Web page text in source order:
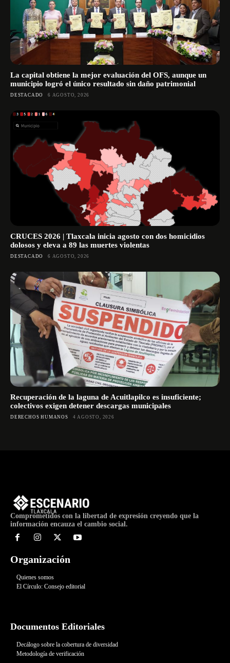
La capital obtiene la mejor evaluación del OFS, aunque un
municipio logró el único resultado sin daño patrimonial
DESTACADO 6 AGOSTO, 2026
CRUCES 2026 | Tlaxcala inicia agosto con dos homicidios
dolosos y eleva a 89 las muertes violentas
DESTACADO 6 AGOSTO, 2026
Recuperación de la laguna de Acuitlapilco es insuficiente;
colectivos exigen detener descargas municipales
DERECHOS HUMANOS 4 AGOSTO, 2026
Comprometidos con la libertad de expresión creyendo que la
información encauza el cambio social.
Organización
Quienes somos
El Círculo: Consejo editorial
Documentos Editoriales
Decálogo sobre la cobertura de diversidad
Metodología de verificación